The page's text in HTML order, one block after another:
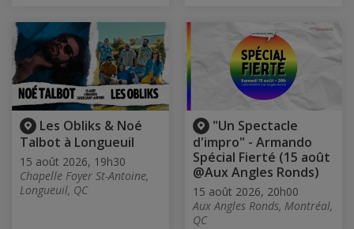
Les Obliks & Noé
Talbot à Longueuil
15 août 2026, 19h30
Chapelle Foyer St-Antoine,
Longueuil, QC
"Un Spectacle
d'impro" - Armando
Spécial Fierté (15 août
@Aux Angles Ronds)
15 août 2026, 20h00
Aux Angles Ronds, Montréal,
QC